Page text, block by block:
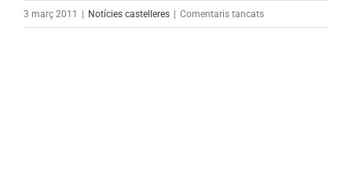
3 març 2011 Notícies castelleres Comentaris tancatsa